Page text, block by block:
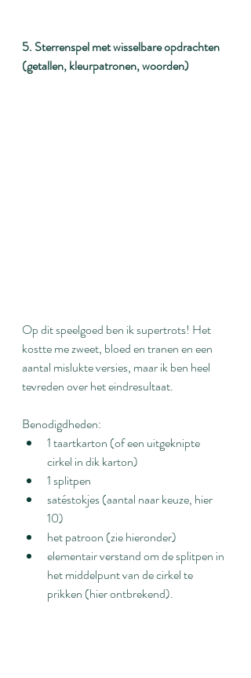
5. Sterrenspel met wisselbare opdrachten
(getallen, kleurpatronen, woorden)
Op dit speelgoed ben ik supertrots! Het
kostte me zweet, bloed en tranen en een
aantal mislukte versies, maar ik ben heel
tevreden over het eindresultaat.
Benodigdheden:
1 taartkarton (of een uitgeknipte
cirkel in dik karton)
1 splitpen
satéstokjes (aantal naar keuze, hier
10)
het patroon (zie hieronder)
elementair verstand om de splitpen in
het middelpunt van de cirkel te
prikken (hier ontbrekend).